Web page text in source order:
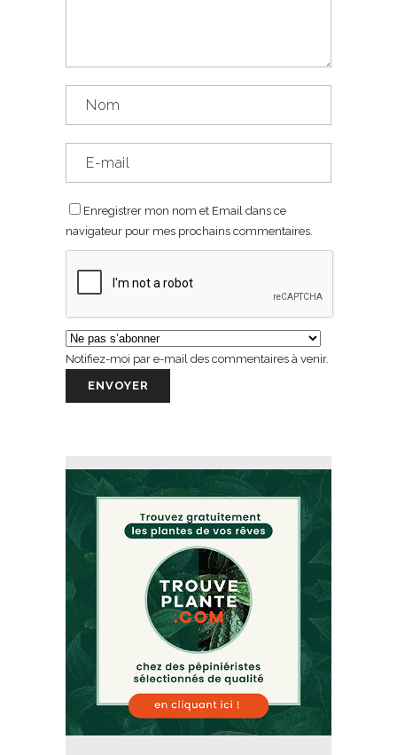
Enregistrer mon nom et Email dans ce
navigateur pour mes prochains commentaires.
Notifiez-moi par e-mail des commentaires à venir.